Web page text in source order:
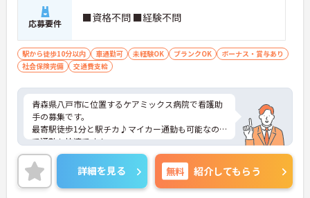
応募要件 ■資格不問 ■経験不問
駅から徒歩10分以内 車通勤可 未経験OK ブランクOK
ボーナス・賞与あり
社会保険完備
交通費支給
青森県八戸市に位置するケアミックス病院で看護助
手の募集です。
最寄駅徒歩1分と駅チカ♪マイカー通勤も可能なの
で通勤も快適です！
また、残業なしなので身体に負担なくご就業いただ
けます♪
ご興味のある方はご面接のポイントお伝えしますの
でご気軽にお問い合わせください。
詳細を見る 無料 紹介してもらう